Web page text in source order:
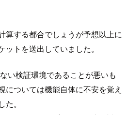
算する都合でしょうが予想以上に
トを送出していました。
い検証環境であることが悪いも
については機能自体に不安を覚え
。